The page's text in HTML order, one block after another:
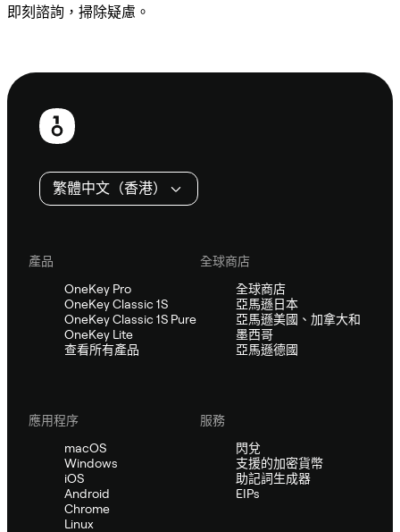
即刻諮詢，掃除疑慮。
頁
繁體中文（香港）
產品
OneKey Pro
OneKey Classic 1S
OneKey Classic 1S Pure
OneKey Lite
查看所有產品
全球商店
全球商店
亞馬遜日本
亞馬遜美國、加拿大和
墨西哥
亞馬遜德國
應用程序
macOS
Windows
iOS
Android
Chrome
Linux
服務
閃兌
支援的加密貨幣
助記詞生成器
EIPs